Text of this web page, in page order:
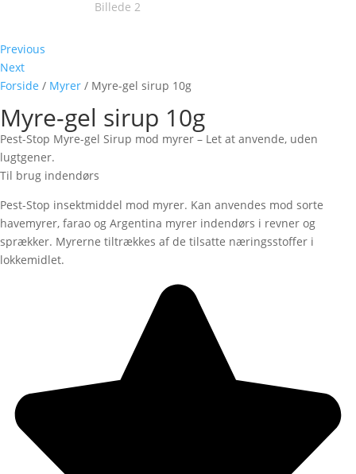
Previous
Next
Forside / Myrer / Myre-gel sirup 10g
Myre-gel sirup 10g
Pest-Stop Myre-gel Sirup mod myrer – Let at anvende, uden
lugtgener.
Til brug indendørs
Pest-Stop insektmiddel mod myrer. Kan anvendes mod sorte
havemyrer, farao og Argentina myrer indendørs i revner og
sprækker. Myrerne tiltrækkes af de tilsatte næringsstoffer i
lokkemidlet.